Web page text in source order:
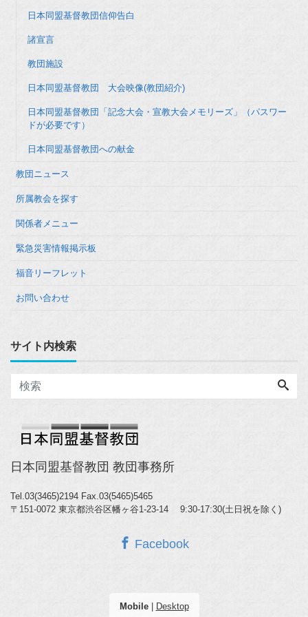
日本同盟基督教団信仰告白
諸宣言
教団施設
日本同盟基督教団 大会映像(教団紹介)
日本同盟基督教団「記念大会・宣教大会メモリーズ」（パスワー
ドが必要です）
日本同盟基督教団への献金
教団ニュース
所属教会を探す
関係者メニュー
緊急災害情報掲示板
福音リーフレット
お問い合わせ
サイト内検索
日本同盟基督教団 教団事務所
Tel.03(3465)2194 Fax.03(5465)5465
〒151-0072 東京都渋谷区幡ヶ谷1-23-14 9:30-17:30(土日祝を除く)
Facebook
Mobile| Desktop